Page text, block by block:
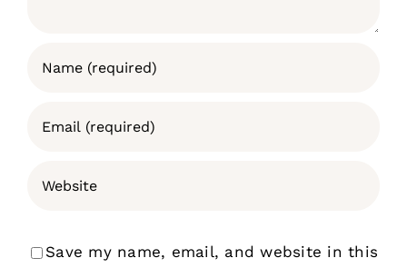
Save my name, email, and website in this